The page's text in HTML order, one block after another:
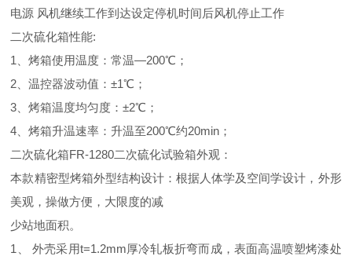
电源 风机继续工作到达设定停机时间后风机停止工作
二次硫化箱性能:
1、烤箱使用温度：常温—200℃；
2、温控器波动值：±1℃；
3、烤箱温度均匀度：±2℃；
4、烤箱升温速率：升温至200℃约20min；
二次硫化箱FR-1280二次硫化试验箱外观：
本款精密型烤箱外型结构设计：根据人体学及空间学设计，外形
美观，操做方便，大限度的减
少站地面积。
1、 外壳采用t=1.2mm厚冷轧板折弯而成，表面高温喷塑烤漆处